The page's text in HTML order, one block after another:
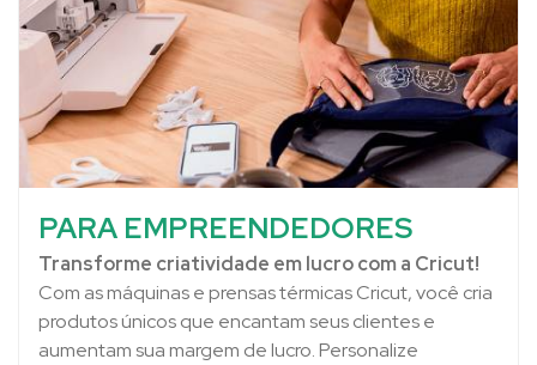
PARA EMPREENDEDORES
Transforme criatividade em lucro com a Cricut!
Com as máquinas e prensas térmicas Cricut, você cria
produtos únicos que encantam seus clientes e
aumentam sua margem de lucro. Personalize